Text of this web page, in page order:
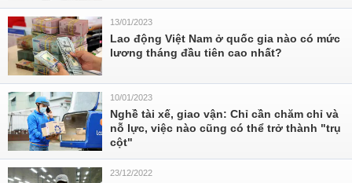
13/01/2023
Lao động Việt Nam ở quốc gia nào có mức
lương tháng đầu tiên cao nhất?
10/01/2023
Nghề tài xế, giao vận: Chỉ cần chăm chỉ và
nỗ lực, việc nào cũng có thể trở thành "trụ
cột"
23/12/2022